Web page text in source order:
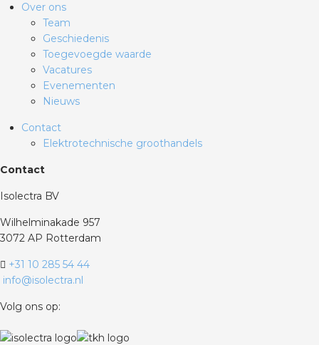
Over ons
Team
Geschiedenis
Toegevoegde waarde
Vacatures
Evenementen
Nieuws
Contact
Elektrotechnische groothandels
Contact
Isolectra BV
Wilhelminakade 957
3072 AP Rotterdam
+31 10 285 54 44
info@isolectra.nl
Volg ons op: